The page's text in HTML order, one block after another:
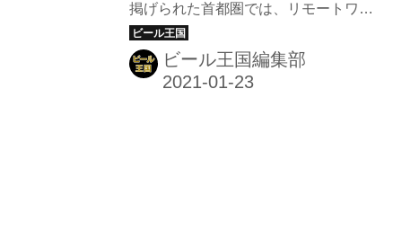
応援プラン」実施中！
掲げられた首都圏では、リモートワー
クに切り替える人がますます多くなっ
た。 そこで、山梨県小菅村に拠点を置
くFar Yeast Brewingでは、五反田にあ
ビール王国編集部